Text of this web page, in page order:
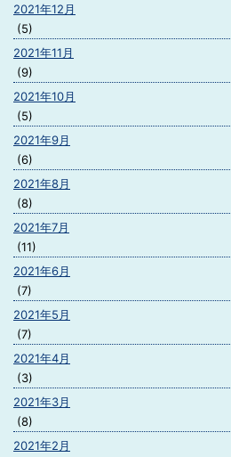
2021年12月
(5)
2021年11月
(9)
2021年10月
(5)
2021年9月
(6)
2021年8月
(8)
2021年7月
(11)
2021年6月
(7)
2021年5月
(7)
2021年4月
(3)
2021年3月
(8)
2021年2月